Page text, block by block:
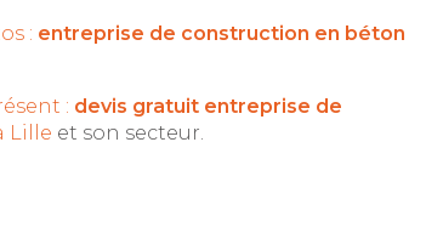
: entreprise de construction en béton
: devis gratuit entreprise de
Lille et son secteur.